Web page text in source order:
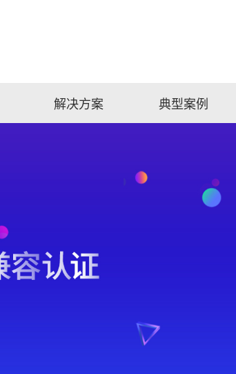
解决方案 典型案例